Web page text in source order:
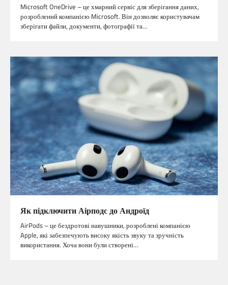
Microsoft OneDrive – це хмарний сервіс для зберігання даних,
розроблений компанією Microsoft. Він дозволяє користувачам
зберігати файли, документи, фотографії та…
Як підключити Аірподс до Андроїд
AirPods – це бездротові навушники, розроблені компанією
Apple, які забезпечують високу якість звуку та зручність
використання. Хоча вони були створені…